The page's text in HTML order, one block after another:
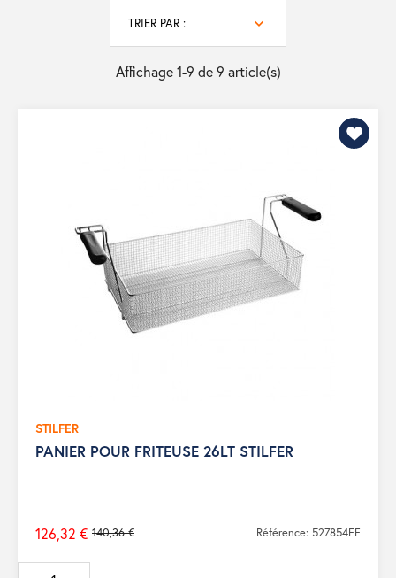
TRIER PAR :
Affichage 1-9 de 9 article(s)
STILFER
PANIER POUR FRITEUSE 26LT STILFER
Prix
de
140,36 €
126,32 € Référence: 527854FF